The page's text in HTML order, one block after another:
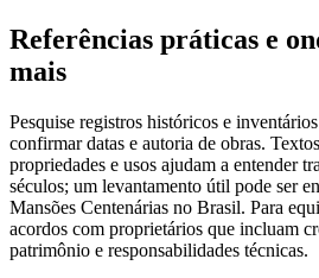
Referências práticas e
mais
Pesquise registros históricos e
confirmar datas e autoria de obras.
propriedades e usos ajudam a entender
séculos; um levantamento útil pode ser
Mansões Centenárias no Brasil. Para
acordos com proprietários que incluam
patrimônio e responsabilidades técnicas.